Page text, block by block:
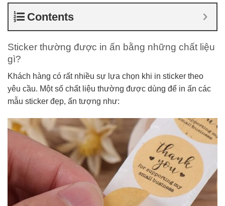
Contents
Sticker thường được in ấn bằng những chất liệu
gì?
Khách hàng có rất nhiều sự lựa chọn khi in sticker theo
yêu cầu. Một số chất liệu thường được dùng để in ấn các
mẫu sticker đẹp, ấn tượng như: